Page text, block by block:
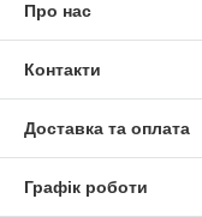
Про нас
Контакти
Доставка та оплата
Графік роботи